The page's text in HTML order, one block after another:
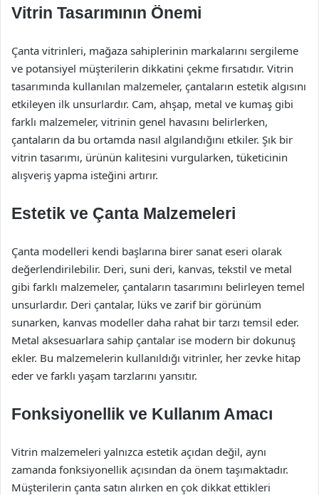
Vitrin Tasarımının Önemi
Çanta vitrinleri, mağaza sahiplerinin markalarını sergileme
ve potansiyel müşterilerin dikkatini çekme fırsatıdır. Vitrin
tasarımında kullanılan malzemeler, çantaların estetik algısını
etkileyen ilk unsurlardır. Cam, ahşap, metal ve kumaş gibi
farklı malzemeler, vitrinin genel havasını belirlerken,
çantaların da bu ortamda nasıl algılandığını etkiler. Şık bir
vitrin tasarımı, ürünün kalitesini vurgularken, tüketicinin
alışveriş yapma isteğini artırır.
Estetik ve Çanta Malzemeleri
Çanta modelleri kendi başlarına birer sanat eseri olarak
değerlendirilebilir. Deri, suni deri, kanvas, tekstil ve metal
gibi farklı malzemeler, çantaların tasarımını belirleyen temel
unsurlardır. Deri çantalar, lüks ve zarif bir görünüm
sunarken, kanvas modeller daha rahat bir tarzı temsil eder.
Metal aksesuarlara sahip çantalar ise modern bir dokunuş
ekler. Bu malzemelerin kullanıldığı vitrinler, her zevke hitap
eder ve farklı yaşam tarzlarını yansıtır.
Fonksiyonellik ve Kullanım Amacı
Vitrin malzemeleri yalnızca estetik açıdan değil, aynı
zamanda fonksiyonellik açısından da önem taşımaktadır.
Müşterilerin çanta satın alırken en çok dikkat ettikleri